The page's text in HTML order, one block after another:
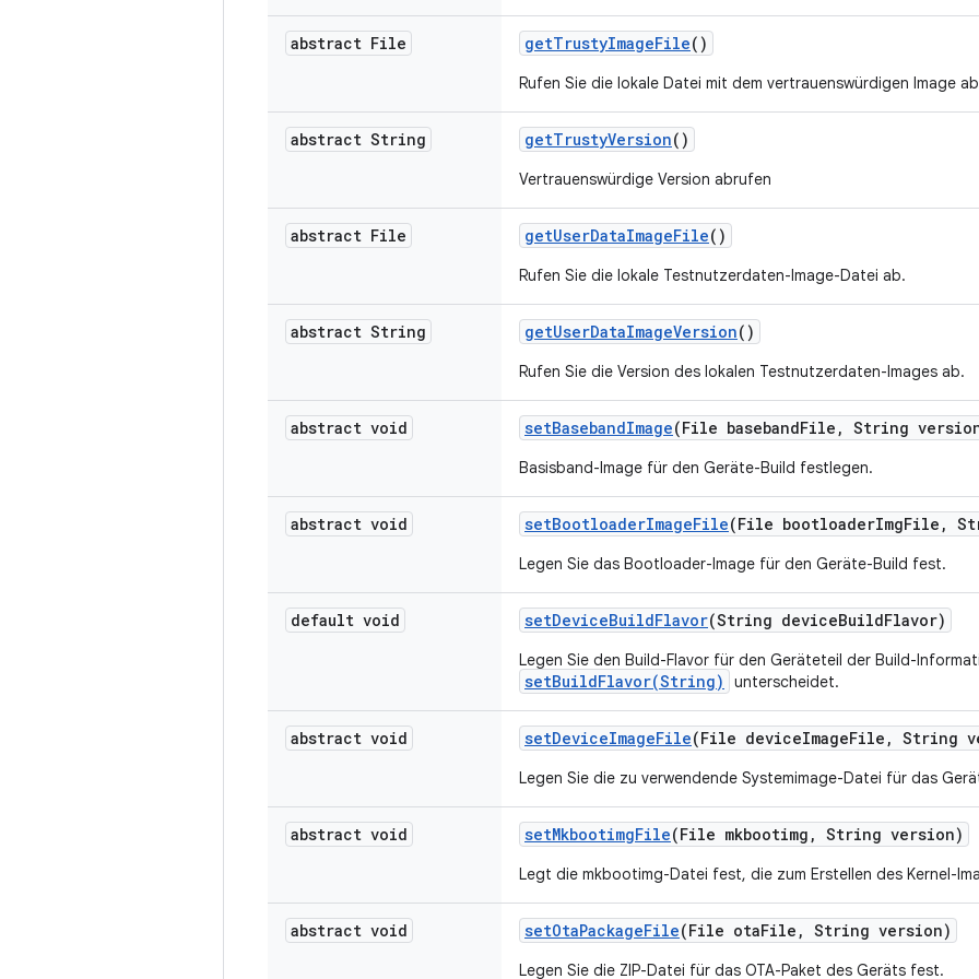
abstract File getTrustyImageFile()
Rufen Sie die lokale Datei mit dem vertrauenswürdigen Image
abstract String getTrustyVersion()
Vertrauenswürdige Version abrufen
abstract File getUserDataImageFile()
Rufen Sie die lokale Testnutzerdaten-Image-Datei ab.
abstract String getUserDataImageVersion()
Rufen Sie die Version des lokalen Testnutzerdaten-Images ab.
abstract void setBasebandImage(File basebandFile , String
Basisband-Image für den Geräte-Build festlegen.
abstract void setBootloaderImageFile(File bootloaderImgFile ,
Legen Sie das Bootloader-Image für den Geräte-Build fest.
default void setDeviceBuildFlavor(String deviceBuildFlavor)
Legen Sie den Build-Flavor für den Geräteteil der Build-
setBuildFlavor(String) unterscheidet.
abstract void setDeviceImageFile(File deviceImageFile , String
Legen Sie die zu verwendende Systemimage-Datei für das
abstract void setMkbootimgFile(File mkbootimg , String version)
Legt die mkbootimg-Datei fest, die zum Erstellen des Kernel-
abstract void setOtaPackageFile(File otaFile , String version)
Legen Sie die ZIP-Datei für das OTA-Paket des Geräts fest.